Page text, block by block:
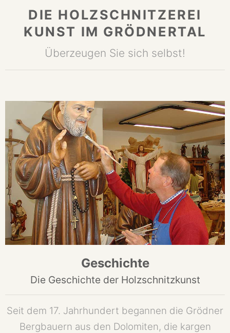
DIE HOLZSCHNITZEREI
KUNST IM GRÖDNERTAL
Überzeugen Sie sich selbst!
Geschichte
Die Geschichte der Holzschnitzkunst
Seit dem 17. Jahrhundert begannen die Grödner
Bergbauern aus den Dolomiten, die kargen